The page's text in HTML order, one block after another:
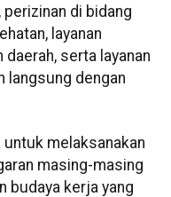
di bidang
layanan
daerah, serta layanan
langsung dengan
untuk melaksanakan
masing-masing
budaya kerja yang